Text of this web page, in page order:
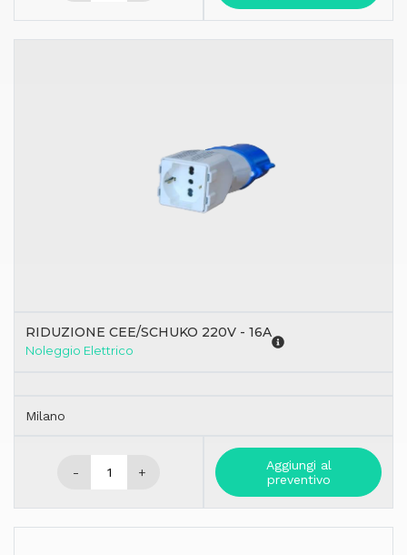
RIDUZIONE CEE/SCHUKO 220V - 16A
Noleggio Elettrico
Milano
- +
Aggiungi al
preventivo